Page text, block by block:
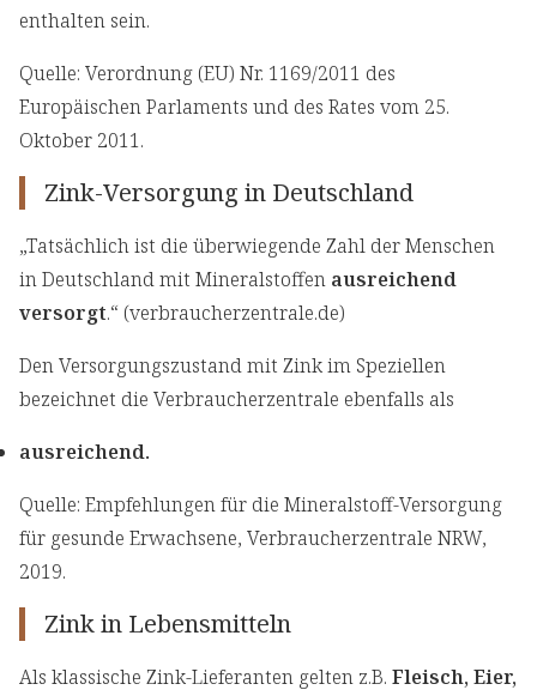
enthalten sein.
Quelle: Verordnung (EU) Nr. 1169/2011 des
Europäischen Parlaments und des Rates vom 25.
Oktober 2011.
Zink-Versorgung in Deutschland
„Tatsächlich ist die überwiegende Zahl der Menschen
in Deutschland mit Mineralstoffen ausreichend
versorgt.“ (verbraucherzentrale.de)
Den Versorgungszustand mit Zink im Speziellen
bezeichnet die Verbraucherzentrale ebenfalls als
ausreichend.
Quelle: Empfehlungen für die Mineralstoff-Versorgung
für gesunde Erwachsene, Verbraucherzentrale NRW,
2019.
Zink in Lebensmitteln
Als klassische Zink-Lieferanten gelten z.B. Fleisch, Eier,